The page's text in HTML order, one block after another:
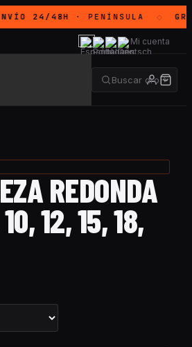
24/48H· PENÍNSULA
Mi cuenta
REDONDA
12, 15, 18,